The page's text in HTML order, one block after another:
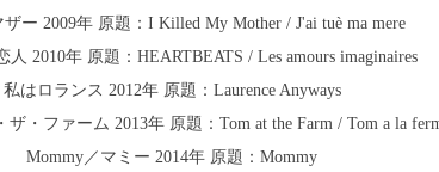
ー 2009年 原題：I Killed My Mother / J'ai tuè ma mere
人 2010年 原題：HEARTBEATS / Les amours imaginaires
私はロランス 2012年 原題：Laurence Anyways
ザ・ファーム 2013年 原題：Tom at the Farm / Tom a la
Mommy／マミー 2014年 原題：Mommy